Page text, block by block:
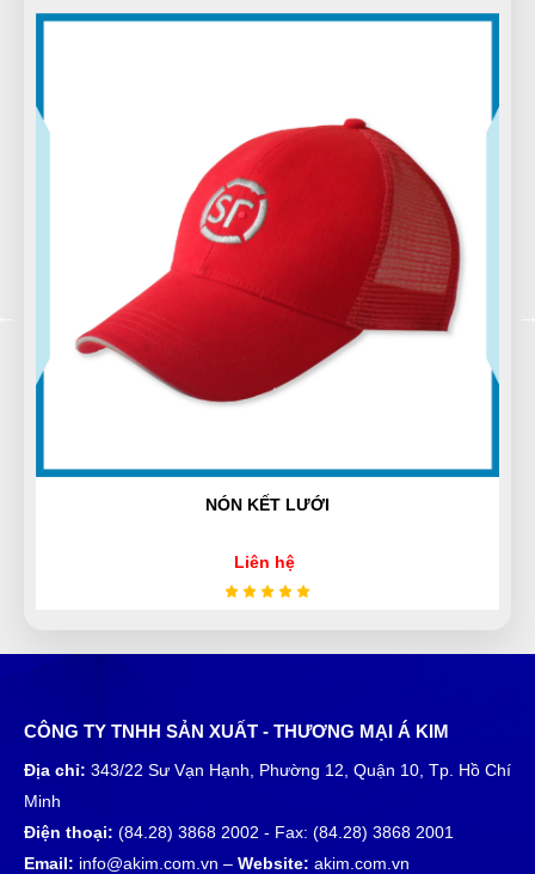
Mọi người đến thử nhé, hàng bên đây đúng đẹp, chất
Quang Thành
(Đánh giá 1 năm trước)
Thà không bán chớ bán là phải hàng chuẩn. Kết nhất
câu này của chủ shop
tôi rất khó trong việc lựa chọn bất kì sản phẩm hay
(Đánh giá 1 năm trước)
Được người quen giới thiệu, sản phẩm thật, chất
lượng thật
NÓN KẾT LƯỚI
Liên hệ
CÔNG TY TNHH SẢN XUẤT - THƯƠNG MẠI Á KIM
Địa chỉ: 343/22 Sư Vạn Hạnh, Phường 12, Quận 10, Tp. Hồ Chí
Minh
Điện thoại: (84.28) 3868 2002 - Fax: (84.28) 3868 2001
Email: info@akim.com.vn – Website: akim.com.vn